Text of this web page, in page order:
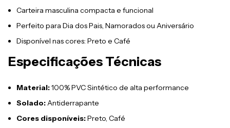
Carteira masculina compacta e funcional
Perfeito para Dia dos Pais, Namorados ou Aniversário
Disponível nas cores: Preto e Café
Especificações Técnicas
Material:100% PVC Sintético de alta performance
Solado:Antiderrapante
Cores disponíveis:Preto, Café